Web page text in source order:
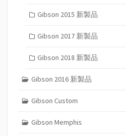
Gibson 2015 新製品
Gibson 2017 新製品
Gibson 2018 新製品
Gibson 2016 新製品
Gibson Custom
Gibson Memphis